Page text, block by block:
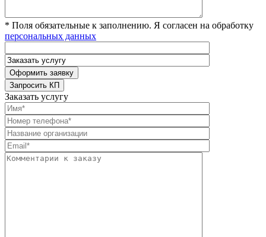
* Поля обязательные к заполнению. Я согласен на обработку
персональных данных
Заказать услугу